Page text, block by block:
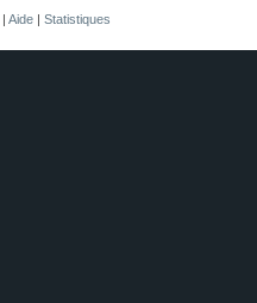
| Aide | Statistiques